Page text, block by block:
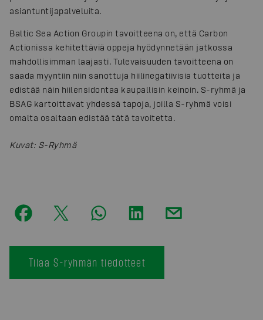
asiantuntijapalveluita.
Baltic Sea Action Groupin tavoitteena on, että Carbon
Actionissa kehitettäviä oppeja hyödynnetään jatkossa
mahdollisimman laajasti. Tulevaisuuden tavoitteena on
saada myyntiin niin sanottuja hiilinegatiivisia tuotteita ja
edistää näin hiilensidontaa kaupallisin keinoin. S-ryhmä ja
BSAG kartoittavat yhdessä tapoja, joilla S-ryhmä voisi
omalta osaltaan edistää tätä tavoitetta.
Kuvat: S-Ryhmä
Tilaa S-ryhmän tiedotteet